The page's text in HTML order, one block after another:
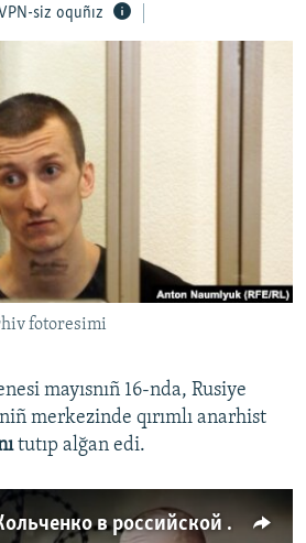
siz oquñız
fotoresimi
mayısnıñ 16-nda, Rusiye
merkezinde qırımlı anarhist
tutıp alğan edi.
Что запрещают Кольченко в российской тюрьме? (видео)